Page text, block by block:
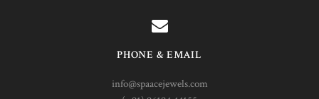
PHONE & EMAIL
info@spaacejewels.com